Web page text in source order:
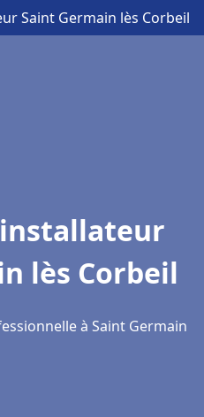
Saint Germain lès Corbeil
lès Corbeil
à Saint Germain